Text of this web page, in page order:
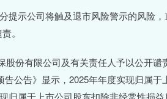
示公司将触及退市风险警示的风险，
。
份有限公司及有关责任人予以公开谴
公告》显示，2025年年度实现归属
归属于上市公司股东扣除非经常性损